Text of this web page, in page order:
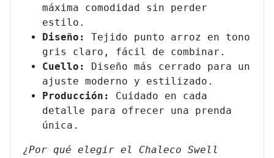
máxima comodidad sin perder
estilo.
Diseño:
Tejido punto arroz en tono
gris claro, fácil de combinar.
Cuello:
Diseño más cerrado para un
ajuste moderno y estilizado.
Producción:
Cuidado en cada
detalle para ofrecer una prenda
única.
¿Por qué elegir el Chaleco Swell